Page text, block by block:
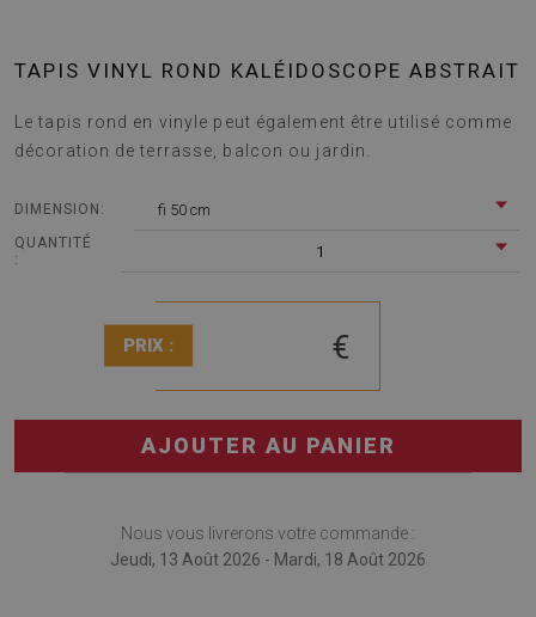
TAPIS VINYL ROND KALÉIDOSCOPE ABSTRAIT
Le tapis rond en vinyle peut également être utilisé comme
décoration de terrasse, balcon ou jardin.
DIMENSION: fi 50 cm
QUANTITÉ
:
1
PRIX : €
AJOUTER AU PANIER
Nous vous livrerons votre commande :
Jeudi, 13 Août 2026 - Mardi, 18 Août 2026